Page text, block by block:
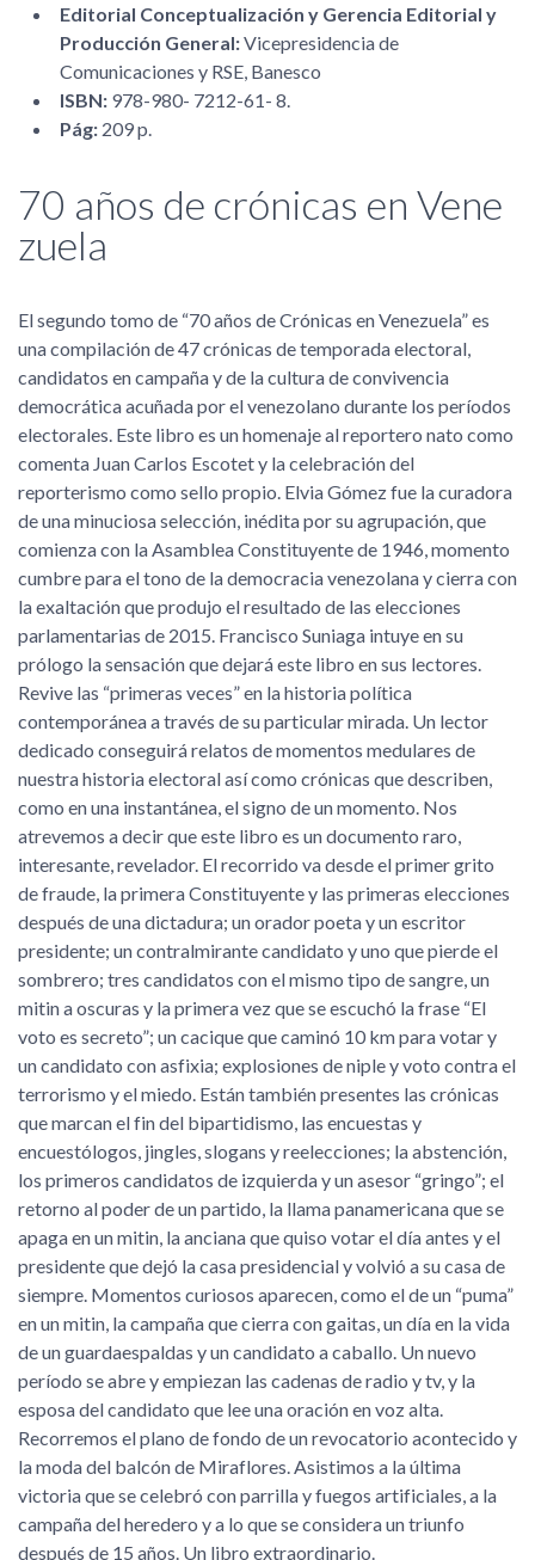
Editorial Conceptualización y Gerencia Editorial y
Producción General:Vicepresidencia de
Comunicaciones y RSE, Banesco
ISBN: 978-980- 7212-61- 8.
Pág: 209 p.
70 años de crónicas en Vene
zuela
El segundo tomo de 70 años de Crónicas en Venezuela es
una compilación de 47 crónicas de temporada electoral,
candidatos en campaña y de la cultura de convivencia
democrática acuñada por el venezolano durante los períodos
electorales. Este libro es un homenaje al reportero nato como
comenta Juan Carlos Escotet y la celebración del
reporterismo como sello propio. Elvia Gómez fue la curadora
de una minuciosa selección, inédita por su agrupación, que
comienza con la Asamblea Constituyente de 1946, momento
cumbre para el tono de la democracia venezolana y cierra con
la exaltación que produjo el resultado de las elecciones
parlamentarias de 2015. Francisco Suniaga intuye en su
prólogo la sensación que dejará este libro en sus lectores.
Revive las primeras veces en la historia política
contemporánea a través de su particular mirada. Un lector
dedicado conseguirá relatos de momentos medulares de
nuestra historia electoral así como crónicas que describen,
como en una instantánea, el signo de un momento. Nos
atrevemos a decir que este libro es un documento raro,
interesante, revelador. El recorrido va desde el primer grito
de fraude, la primera Constituyente y las primeras elecciones
después de una dictadura; un orador poeta y un escritor
presidente; un contralmirante candidato y uno que pierde el
sombrero; tres candidatos con el mismo tipo de sangre, un
mitin a oscuras y la primera vez que se escuchó la frase El
voto es secreto ; un cacique que caminó 10 km para votar y
un candidato con asfixia; explosiones de niple y voto contra el
terrorismo y el miedo. Están también presentes las crónicas
que marcan el fin del bipartidismo, las encuestas y
encuestólogos, jingles, slogans y reelecciones; la abstención,
los primeros candidatos de izquierda y un asesor gringo ; el
retorno al poder de un partido, la llama panamericana que se
apaga en un mitin, la anciana que quiso votar el día antes y el
presidente que dejó la casa presidencial y volvió a su casa de
siempre. Momentos curiosos aparecen, como el de un puma
en un mitin, la campaña que cierra con gaitas, un día en la vida
de un guardaespaldas y un candidato a caballo. Un nuevo
período se abre y empiezan las cadenas de radio y tv, y la
esposa del candidato que lee una oración en voz alta.
Recorremos el plano de fondo de un revocatorio acontecido y
la moda del balcón de Miraflores. Asistimos a la última
victoria que se celebró con parrilla y fuegos artificiales, a la
campaña del heredero y a lo que se considera un triunfo
después de 15 años. Un libro extraordinario.